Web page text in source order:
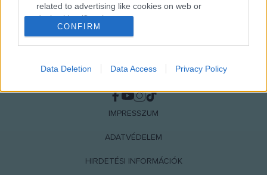
related to advertising like cookies on web or
device identifiers in apps.
personalized advertising.
I want to allow Google to enable storage
device identifiers in apps.
I want to allow Google to enable storage
CONFIRM
Data Deletion Data Access Privacy Policy
IMPRESSZUM
ADATVÉDELEM
HIRDETÉSI INFORMÁCIÓK